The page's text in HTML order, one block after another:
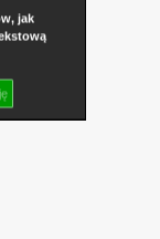
jak